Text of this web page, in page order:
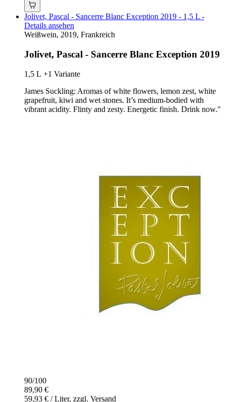
Jolivet, Pascal - Sancerre Blanc Exception 2019 - 1,5 L -
Details ansehen
Weißwein, 2019, Frankreich
Jolivet, Pascal - Sancerre Blanc Exception 2019
1,5 L +1 Variante
James Suckling: Aromas of white flowers, lemon zest, white
grapefruit, kiwi and wet stones. It’s medium-bodied with
vibrant acidity. Flinty and zesty. Energetic finish. Drink now."
90/100
89,90 €
59,93 € / Liter, zzgl. Versand